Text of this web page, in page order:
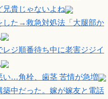
貴じゃないよね
した→救急対処法「大腿部か
ジ順番待ち中に老害ジジイ
い…角栓、歯茎 苦情が急増
中だった。嫁が嫁友と電話